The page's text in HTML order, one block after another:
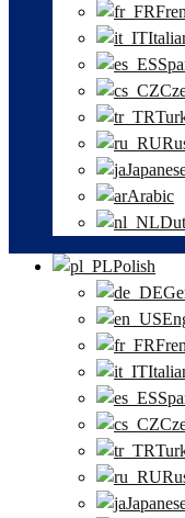
Arabic
Polish